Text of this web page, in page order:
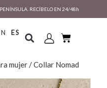
RECÍBELO EN 24/48h
ES
mujer/ Collar Nomad